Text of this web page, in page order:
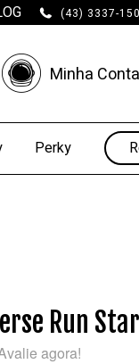
(43) 3337-
Minha Conta
Minhas
Perky
Run
agora!